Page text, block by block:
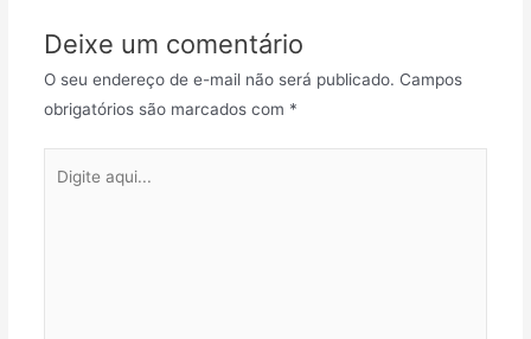
Deixe um comentário
O seu endereço de e-mail não será publicado. Campos
obrigatórios são marcados com *